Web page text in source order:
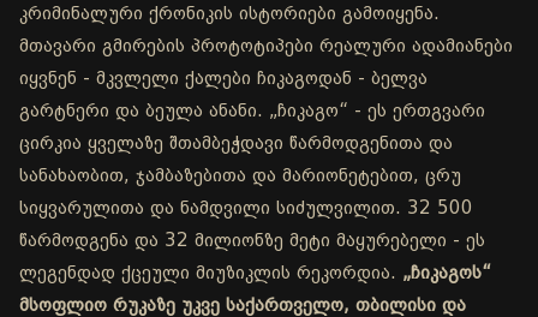
კრიმინალური ქრონიკის ისტორიები გამოიყენა.
მთავარი გმირების პროტოტიპები რეალური ადამიანები
იყვნენ - მკვლელი ქალები ჩიკაგოდან - ბელვა
გარტნერი და ბეულა ანანი. „ჩიკაგო“ - ეს ერთგვარი
ცირკია ყველაზე შთამბეჭდავი წარმოდგენითა და
სანახაობით, ჯამბაზებითა და მარიონეტებით, ცრუ
სიყვარულითა და ნამდვილი სიძულვილით. 32 500
წარმოდგენა და 32 მილიონზე მეტი მაყურებელი - ეს
ლეგენდად ქცეული მიუზიკლის რეკორდია. „ჩიკაგოს“
მსოფლიო რუკაზე უკვე საქართველო, თბილისი და